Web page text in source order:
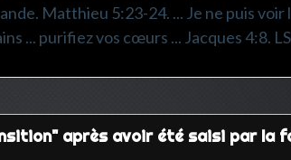
Matthieu 5:23-24. ... Je ne puis voir
... purifiez vos cœurs ... Jacques 4:8.
après avoir été saisi par la